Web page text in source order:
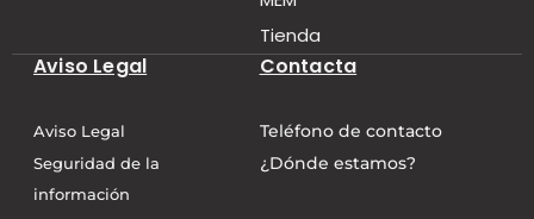
Tienda
Aviso Legal
Aviso Legal
Seguridad de la
información
Contacta
Teléfono de contacto
¿Dónde estamos?